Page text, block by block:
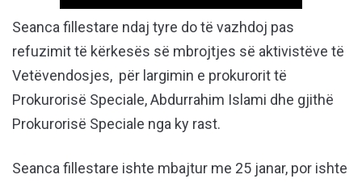
Seanca fillestare ndaj tyre do të vazhdoj pas
refuzimit të kërkesës së mbrojtjes së aktivistëve të
Vetëvendosjes, për largimin e prokurorit të
Prokurorisë Speciale, Abdurrahim Islami dhe gjithë
Prokurorisë Speciale nga ky rast.
Seanca fillestare ishte mbajtur me 25 janar, por ishte